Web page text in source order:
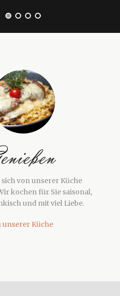
sich von unserer Küche
kochen für Sie saisonal,
und mit viel Liebe.
unserer Küche